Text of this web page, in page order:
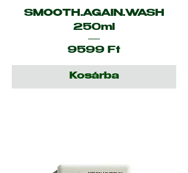
SMOOTH.AGAIN.WASH
250ml
Ár
9599 Ft
Kosárba